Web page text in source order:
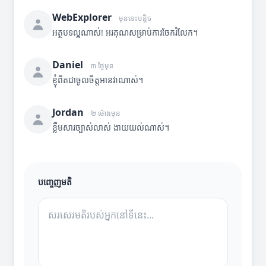
WebExplorer មុននេះបន្តិច
អត្ថបទល្អណាស់! អរគុណសម្រាប់ការចែករំលែក។
Daniel ៣ ថ្ងៃមុន
ខ្ញុំពិតជាចូលចិត្តអានវាណាស់។
Jordan ២ ម៉ោងមុន
ខ្លឹមសារច្បាស់លាស់ ងាយយល់ណាស់។
បញ្ចេញមតិ